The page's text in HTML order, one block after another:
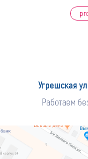
Угрешская
Работаем